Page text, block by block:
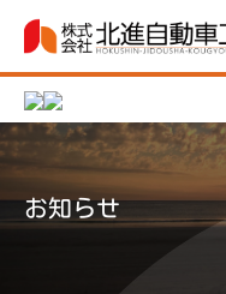
テ
ツ
へ
株
式
会
社
北
進
お知らせ